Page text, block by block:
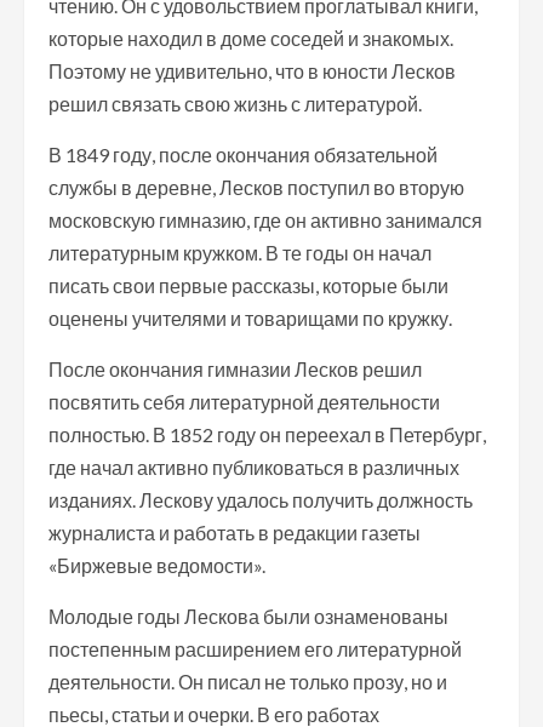
чтению. Он с удовольствием проглатывал книги,
которые находил в доме соседей и знакомых.
Поэтому не удивительно, что в юности Лесков
решил связать свою жизнь с литературой.
В 1849 году, после окончания обязательной
службы в деревне, Лесков поступил во вторую
московскую гимназию, где он активно занимался
литературным кружком. В те годы он начал
писать свои первые рассказы, которые были
оценены учителями и товарищами по кружку.
После окончания гимназии Лесков решил
посвятить себя литературной деятельности
полностью. В 1852 году он переехал в Петербург,
где начал активно публиковаться в различных
изданиях. Лескову удалось получить должность
журналиста и работать в редакции газеты
«Биржевые ведомости».
Молодые годы Лескова были ознаменованы
постепенным расширением его литературной
деятельности. Он писал не только прозу, но и
пьесы, статьи и очерки. В его работах